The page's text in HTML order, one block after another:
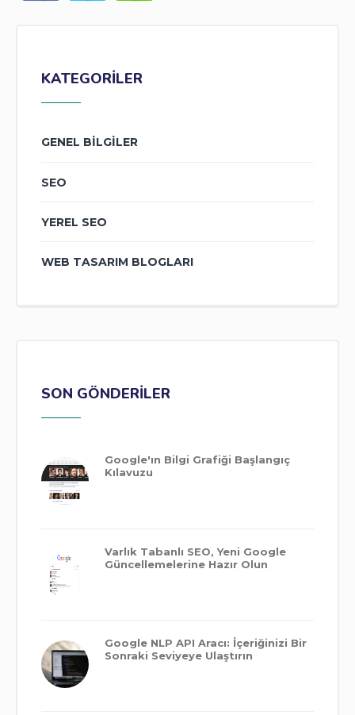
KATEGORILER
GENEL BILGILER
SEO
YEREL SEO
WEB TASARIM BLOGLARI
SON GÖNDERILER
Google'ın Bilgi Grafiği Başlangıç ​​
Kılavuzu
Varlık Tabanlı SEO, Yeni Google
Güncellemelerine Hazır Olun
Google NLP API Aracı: İçeriğinizi Bir
Sonraki Seviyeye Ulaştırın